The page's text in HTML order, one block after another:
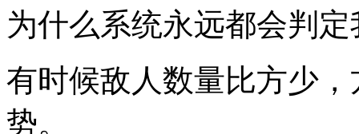
为什么系统永远都会判
有时候敌人数量比方少
势。